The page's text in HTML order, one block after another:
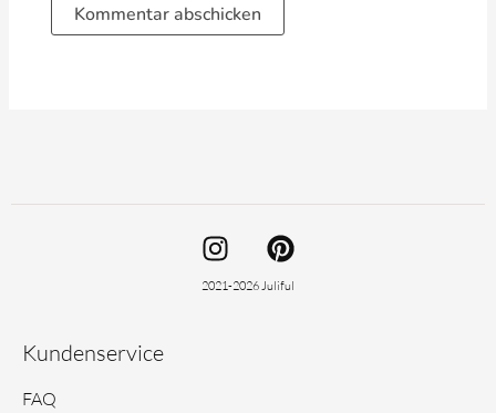
I
n
s
P
i
n
2021-2026 Juliful
Kundenservice
FAQ